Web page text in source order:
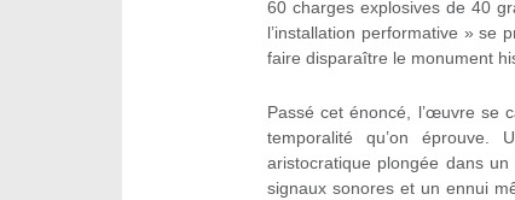
60 charges explosives de 40
l’installation performative » se
faire disparaître le monument
Passé cet énoncé, l’œuvre se
temporalité qu’on
aristocratique plongée dans
signaux sonores et un ennui